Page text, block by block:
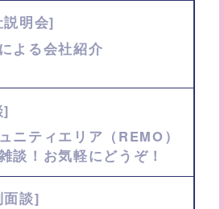
明会]
よる会社紹介
]
ニティエリア（REMO）
談！お気軽にどうぞ！
談]